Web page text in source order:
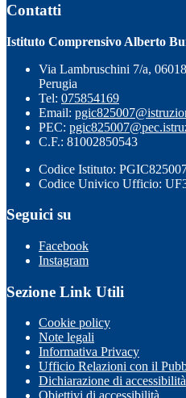
Contatti
Istituto Comprensivo Alberto
Via Lambruschini 7/a,
Perugia
Tel: 075854169
Email:
PEC:
C.F.: 81002850543
Codice Istituto:
Codice Univico Ufficio:
Seguici su
Facebook
Instagram
Sezione Link Utili
Cookie policy
Note legali
Informativa Privacy
Ufficio Relazioni con il
Dichiarazione di accessibilità